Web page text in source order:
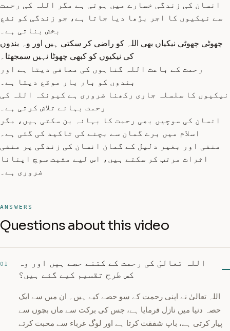
انسان کی زندگی خسارے میں ہوتی ہے مگر اللہ کی رحمت
سے نیکیوں کا اجر بڑھا دیا جاتا ہے، جو زندگی کو نفع
بخش بناتی ہے۔
چھوٹی چھوٹی نیکیاں بھی اللہ کو راضی کر سکتی ہیں اور وہ بندوں
کی نیکیوں کو کبھی چھوٹا نہیں سمجھتا۔
رحمت کے باعث اللہ گناہوں کی معافی دیتا ہے اور
بندوں کو بار بار موقع دیتا ہے۔
نیکیوں کا سلسلہ جاری رکھنا ضروری ہے کیونکہ اللہ کی
رحمت بہانے تلاش کرتی ہے۔
انسان کی سوچیں بھی رحمت کا بہانہ بن سکتی ہیں، مگر
اسلام میں برے گمان سے بچنے کی تاکید کی گئی ہے۔
منفی اور بغیر دلیل کے گمان انسان کی زندگی پر منفی
اثرات مرتب کر سکتے ہیں، اس لیے مثبت سوچ اپنانا
ضروری ہے۔
ANSWERS
Questions about this video
01
اللہ تعالیٰ کی رحمت کے کتنے حصے ہیں اور وہ
کس طرح تقسیم کیے گئے ہیں؟
اللہ تعالیٰ نے اپنی رحمت کے سو حصے کیے ہیں۔ ان میں سے ایک
حصہ دنیا میں نازل فرمایا ہے، جس کی برکت سے ماں بچوں سے
پیار کرتی ہے، باپ شفقت کرتا ہے اور لوگ غرباء سے محبت کرتے